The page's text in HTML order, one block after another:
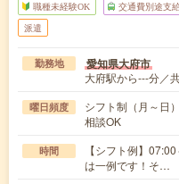
職種未経験OK 交通費別途支
派遣
勤務地 愛知県大府市
大府駅から---分／
曜日頻度
シフト制（月～日
相談OK
時間
【シフト例】
は一例です！そ…